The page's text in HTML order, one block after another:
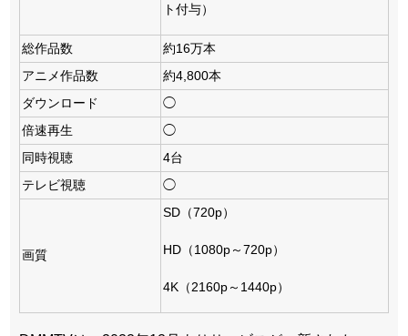
ト付与）
総作品数
約16万本
アニメ作品数
約4,800本
ダウンロード
◯
倍速再生
◯
同時視聴
4台
テレビ視聴
◯
画質
SD（720p）
HD（1080p～720p）
4K（2160p～1440p）